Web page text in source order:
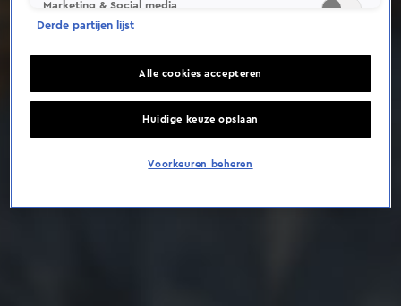
Marketing & Social media
Derde partijen lijst
Alle cookies accepteren
Huidige keuze opslaan
Voorkeuren beheren